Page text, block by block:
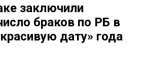
заключили
браков по РБ в
дату» года